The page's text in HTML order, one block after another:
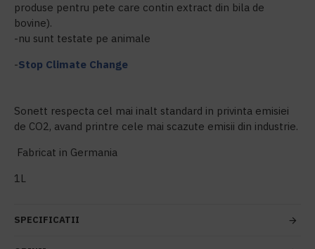
produse pentru pete care contin extract din bila de
bovine).
-nu sunt testate pe animale
-Stop Climate Change
Sonett respecta cel mai inalt standard in privinta emisiei
de CO2, avand printre cele mai scazute emisii din industrie.
Fabricat in Germania
1L
SPECIFICATII